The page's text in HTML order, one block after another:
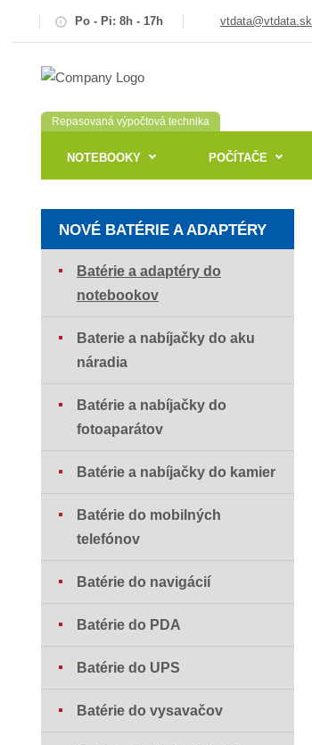
Po - Pi: 8h - 17h vtdata@vtdata.sk
Repasovaná výpočtová technika
NOTEBOOKY POČÍTAČE
NOVÉ BATÉRIE A ADAPTÉRY
Batérie a adaptéry do
notebookov
Baterie a nabíjačky do aku
náradia
Batérie a nabíjačky do
fotoaparátov
Batérie a nabíjačky do kamier
Batérie do mobilných
telefónov
Batérie do navigácií
Batérie do PDA
Batérie do UPS
Batérie do vysavačov